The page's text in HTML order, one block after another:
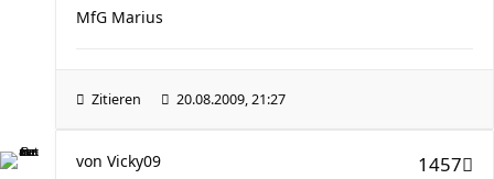
MfG Marius
Zitieren 20.08.2009, 21:27
1457
von Vicky09